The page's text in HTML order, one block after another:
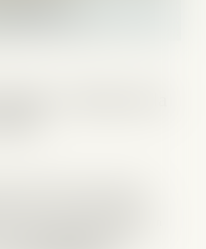
L'échec de la
à l'échec de la peur." Heureux
à la CCI au lancement du
le 06 : aider les entrepreneurs en
à